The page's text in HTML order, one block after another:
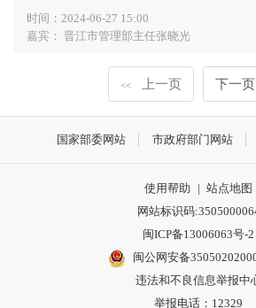
时间： 2024-06-27 15:00
嘉宾： 晋江市管理部主任张晓光
<< 上一页 下一页
国家部委网站 市政府部门网站
使用帮助 | 站点地图
网站标识码
闽ICP备13006063号-2
闽公网安备
违法和不良信息举报中
举报电话：12329